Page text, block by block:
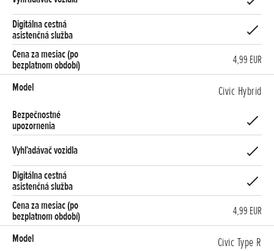
4,99 EUR
Civic Hybrid
4,99 EUR
Civic Type R